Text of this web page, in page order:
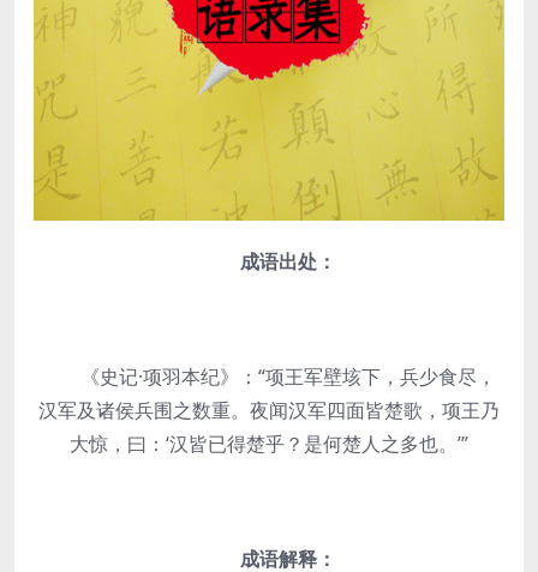
成语出处：
《史记·项羽本纪》：“项王军壁垓下，兵少食尽，
汉军及诸侯兵围之数重。夜闻汉军四面皆楚歌，项王乃
大惊，曰：‘汉皆已得楚乎？是何楚人之多也。’”
成语解释：